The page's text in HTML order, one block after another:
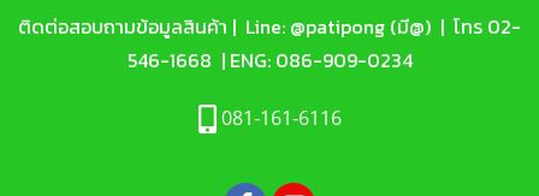
ติดต่อสอบถามข้อมูลสินค้า | Line: @patipong (มี@) | โทร 02-
546-1668 | ENG: 086-909-0234
081-161-6116